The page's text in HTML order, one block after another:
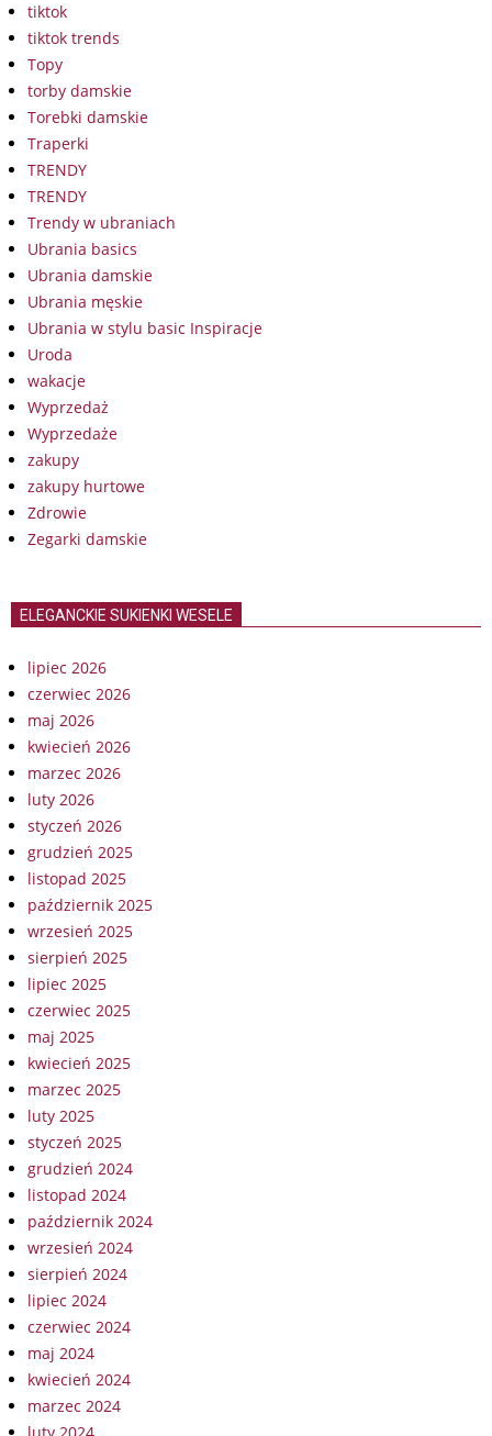
tiktok
tiktok trends
Topy
torby damskie
Torebki damskie
Traperki
TRENDY
TRENDY
Trendy w ubraniach
Ubrania basics
Ubrania damskie
Ubrania męskie
Ubrania w stylu basic Inspiracje
Uroda
wakacje
Wyprzedaż
Wyprzedaże
zakupy
zakupy hurtowe
Zdrowie
Zegarki damskie
ELEGANCKIE SUKIENKI WESELE
lipiec 2026
czerwiec 2026
maj 2026
kwiecień 2026
marzec 2026
luty 2026
styczeń 2026
grudzień 2025
listopad 2025
październik 2025
wrzesień 2025
sierpień 2025
lipiec 2025
czerwiec 2025
maj 2025
kwiecień 2025
marzec 2025
luty 2025
styczeń 2025
grudzień 2024
listopad 2024
październik 2024
wrzesień 2024
sierpień 2024
lipiec 2024
czerwiec 2024
maj 2024
kwiecień 2024
marzec 2024